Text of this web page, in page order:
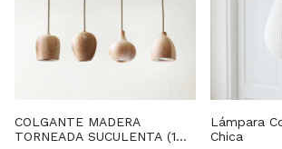
COLGANTE MADERA
TORNEADA SUCULENTA (1
Lámpara
Chica